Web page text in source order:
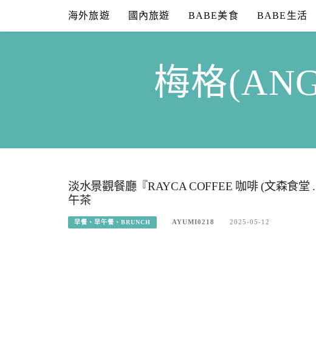
content
海外旅遊 國內旅遊 BABE美食 BABE生活
梅格
淡水景觀餐廳『RAYCA COFFEE 咖啡 (文森食
午茶
早餐、早午餐、BRUNCH AYUMI0218 2025-05-12